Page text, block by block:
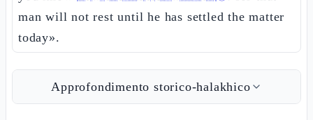
man will not rest until he has settled the matter
today».
Approfondimento storico-halakhico